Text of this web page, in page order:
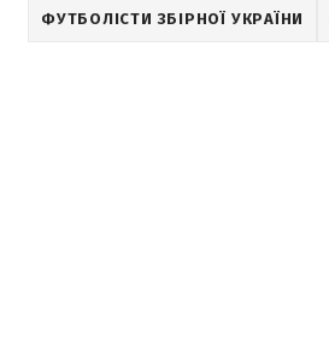
ФУТБОЛІСТИ ЗБІРНОЇ УКРАЇНИ